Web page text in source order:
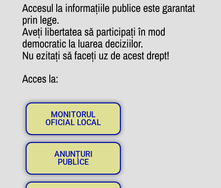
Accesul la informațiile publice este garantat
prin lege.
Aveți libertatea să participați în mod
democratic la luarea deciziilor.
Nu ezitați să faceți uz de acest drept!
Acces la:
MONITORUL
OFICIAL LOCAL
ANUNȚURI
PUBLICE